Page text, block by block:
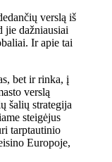
verslą iš
jie dažniausiai
Ir apie tai
bet ir rinka, į
verslą
šalių strategija
steigėjus
tarptautinio
Europoje,